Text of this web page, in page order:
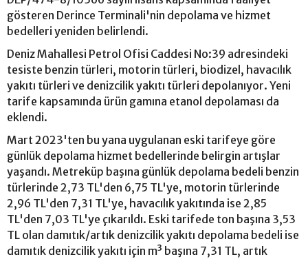
gösteren Derince Terminali'nin depolama ve hizmet
bedelleri yeniden belirlendi.
Deniz Mahallesi Petrol Ofisi Caddesi No:39 adresindeki
tesiste benzin türleri, motorin türleri, biodizel, havacılık
yakıtı türleri ve denizcilik yakıtı türleri depolanıyor. Yeni
tarife kapsamında ürün gamına etanol depolaması da
eklendi.
Mart 2023'ten bu yana uygulanan eski tarifeye göre
günlük depolama hizmet bedellerinde belirgin artışlar
yaşandı. Metreküp başına günlük depolama bedeli benzin
türlerinde 2,73 TL'den 6,75 TL'ye, motorin türlerinde
2,96 TL'den 7,31 TL'ye, havacılık yakıtında ise 2,85
TL'den 7,03 TL'ye çıkarıldı. Eski tarifede ton başına 3,53
TL olan damıtık/artık denizcilik yakıtı depolama bedeli ise
damıtık denizcilik yakıtı için m³ başına 7,31 TL, artık